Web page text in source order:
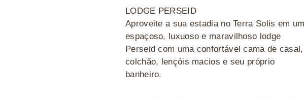
LODGE PERSEID
Aproveite a sua estadia no Terra Solis em um
espaçoso, luxuoso e maravilhoso lodge
Perseid com uma confortável cama de casal,
colchão, lençóis macios e seu próprio
banheiro.